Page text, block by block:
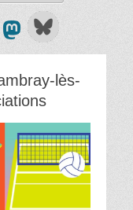
lès-